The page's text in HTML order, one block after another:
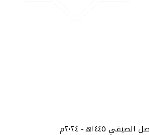
قالت مديرة عمادة القبول والتسجيل في الجامعة الإسلامية بمنيسوتا المركز الرئيسي الدكتورة خديجة عبدالوارث إن عمليات القيد والتسجيل للفصل الصيفي ١٤٤٥ه‍ - ٢٠٢٤م